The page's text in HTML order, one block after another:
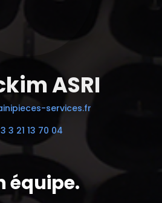
ASRI
services.fr
3 21 13 70 04
équipe.